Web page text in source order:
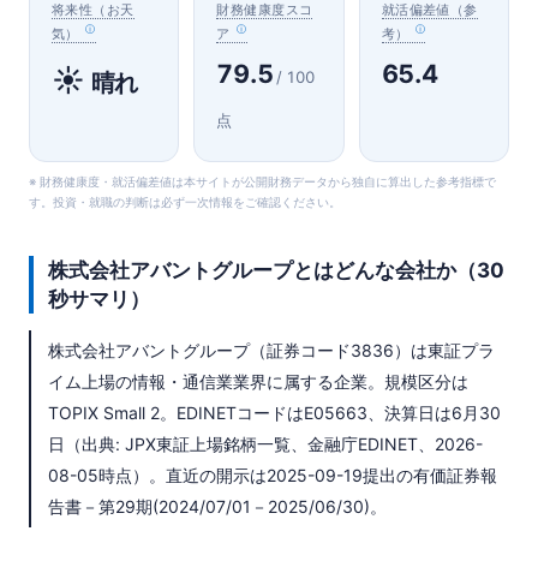
将来性（お天
気）
☀️ 晴れ
財務健康度スコ
ア
79.5 / 100
点
就活偏差値（参
考）
65.4
※ 財務健康度・就活偏差値は本サイトが公開財務データから独自に算出した参考指標で
す。投資・就職の判断は必ず一次情報をご確認ください。
株式会社アバントグループとはどんな会社か（30
秒サマリ）
株式会社アバントグループ（証券コード3836）は東証プラ
イム上場の情報・通信業業界に属する企業。規模区分は
TOPIX Small 2。EDINETコードはE05663、決算日は6月30
日（出典: JPX東証上場銘柄一覧、金融庁EDINET、2026-
08-05時点）。直近の開示は2025-09-19提出の有価証券報
告書－第29期(2024/07/01－2025/06/30)。